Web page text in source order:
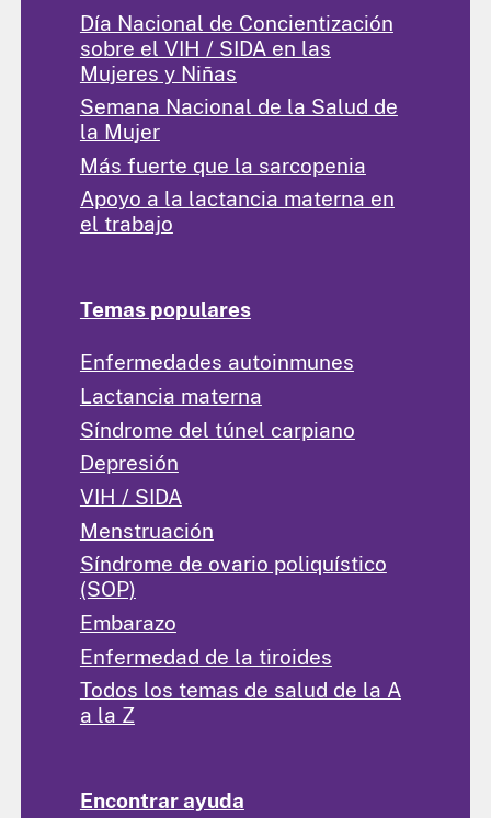
Día Nacional de Concientización
sobre el VIH / SIDA en las
Mujeres y Niñas
Semana Nacional de la Salud de
la Mujer
Más fuerte que la sarcopenia
Apoyo a la lactancia materna en
el trabajo
Temas populares
Enfermedades autoinmunes
Lactancia materna
Síndrome del túnel carpiano
Depresión
VIH / SIDA
Menstruación
Síndrome de ovario poliquístico
(SOP)
Embarazo
Enfermedad de la tiroides
Todos los temas de salud de la A
a la Z
Encontrar ayuda